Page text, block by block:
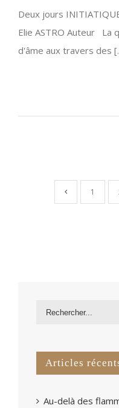
Deux jours
Elie ASTRO Auteur La
d'âme aux travers des
1
Articles
Au-delà des